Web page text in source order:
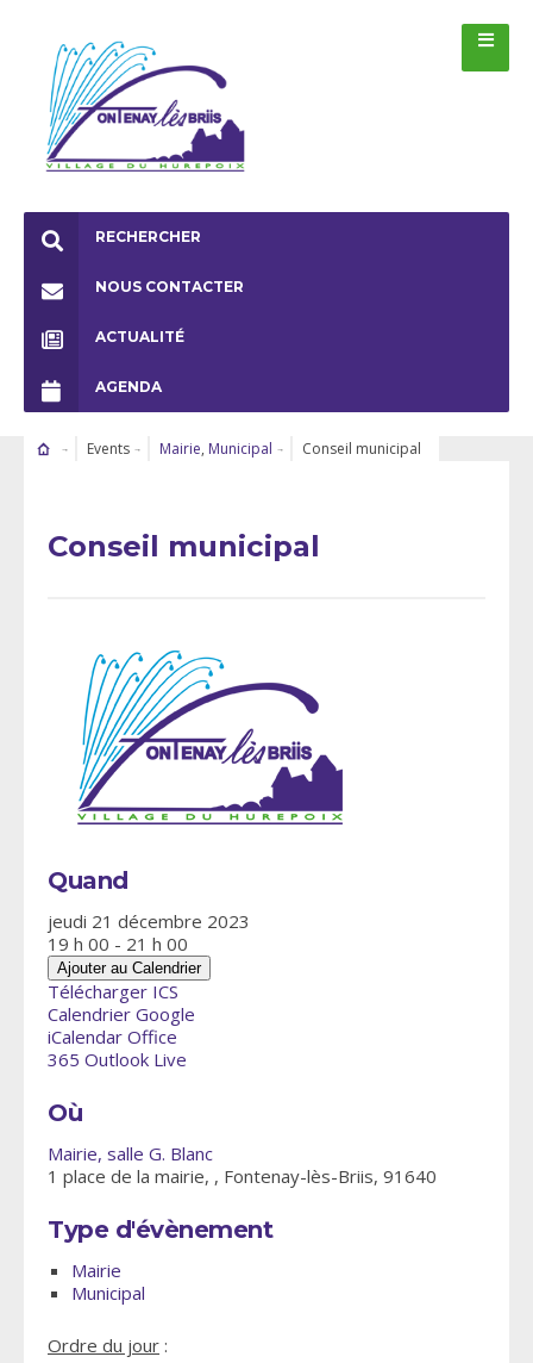
RECHERCHER
NOUS CONTACTER
ACTUALITÉ
AGENDA
Events Mairie, Municipal Conseil municipal
Conseil municipal
Quand
jeudi 21 décembre 2023
19 h 00 - 21 h 00
Ajouter au Calendrier
Télécharger ICS
Calendrier Google
iCalendar Office
365 Outlook Live
Où
Mairie, salle G. Blanc
1 place de la mairie, , Fontenay-lès-Briis, 91640
Type d'évènement
Mairie
Municipal
Ordre du jour :